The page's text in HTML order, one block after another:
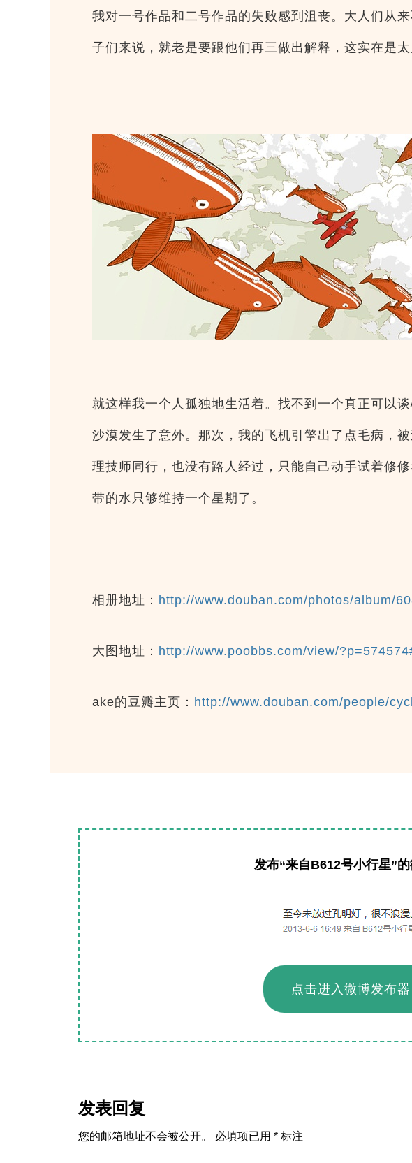
我对一号作品和二号作品的失败感到沮丧。大人们从
子们来说，就老是要跟他们再三做出解释，这实在是太
就这样我一个人孤独地生活着。找不到一个真正可以
沙漠发生了意外。那次，我的飞机引擎出了点毛病，
理技师同行，也没有路人经过，只能自己动手试着修
带的水只够维持一个星期了。
相册地址： http://www.douban.com/photos/album/
大图地址： http://www.poobbs.com/view/
ake的豆瓣主页： http://www.douban.com/people/
发布“来自B612号小行星”的
点击进入微博发布器
发表回复
您的邮箱地址不会被公开。 必填项已用 * 标注